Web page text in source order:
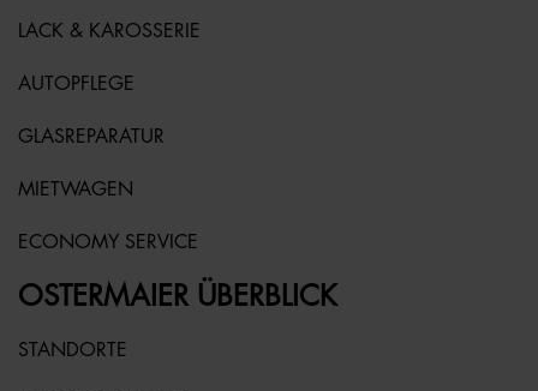
LACK & KAROSSERIE
AUTOPFLEGE
GLASREPARATUR
MIETWAGEN
ECONOMY SERVICE
OSTERMAIER ÜBERBLICK
STANDORTE